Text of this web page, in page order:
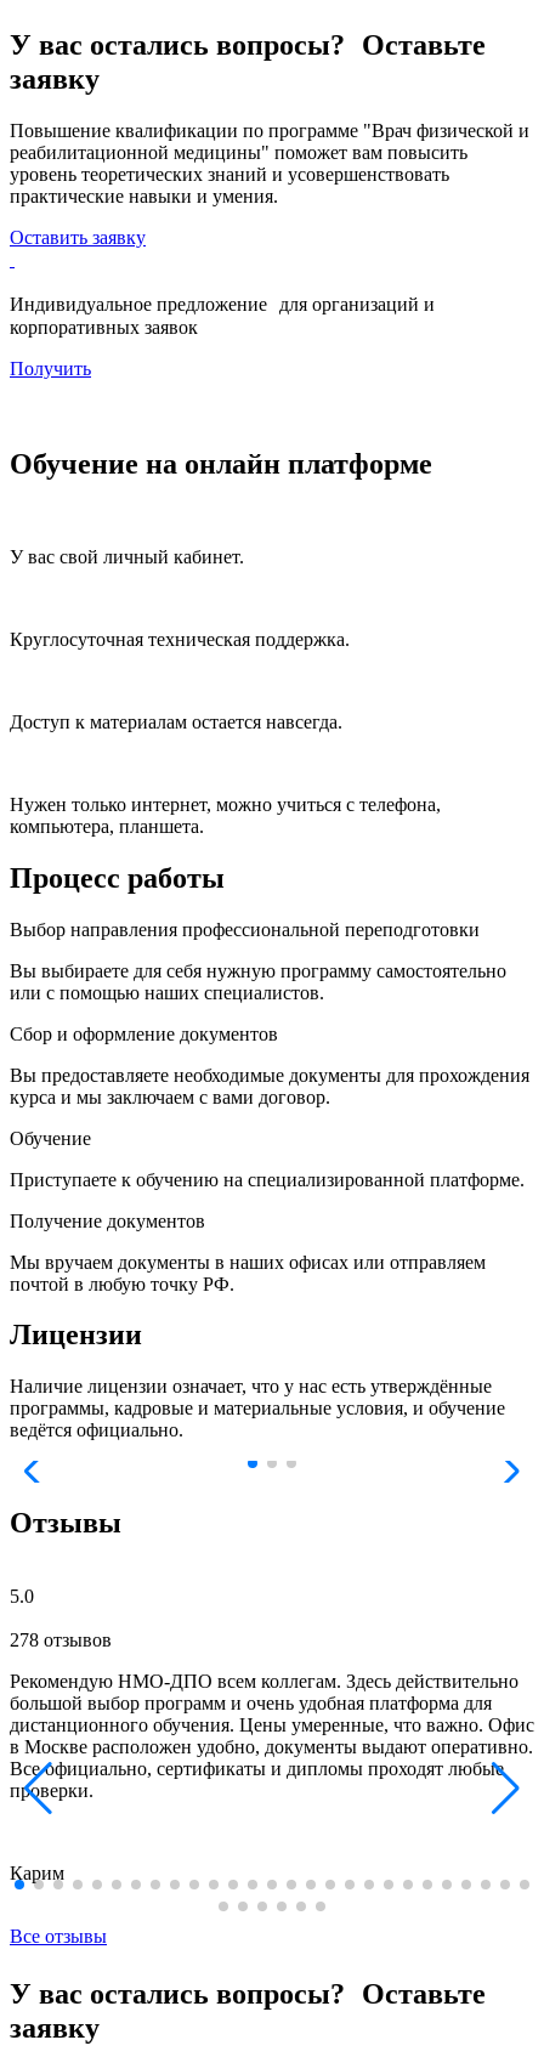
У вас остались вопросы? Оставьте
заявку
Повышение квалификации по программе "Врач физической и
реабилитационной медицины" поможет вам повысить
уровень теоретических знаний и усовершенствовать
практические навыки и умения.
Оставить заявку
Индивидуальное предложение для организаций и
корпоративных заявок
Получить
Обучение на онлайн платформе
У вас свой личный кабинет.
Круглосуточная техническая поддержка.
Доступ к материалам остается навсегда.
Нужен только интернет, можно учиться с телефона,
компьютера, планшета.
Процесс работы
Выбор направления профессиональной переподготовки
Вы выбираете для себя нужную программу самостоятельно
или с помощью наших специалистов.
Сбор и оформление документов
Вы предоставляете необходимые документы для прохождения
курса и мы заключаем с вами договор.
Обучение
Приступаете к обучению на специализированной платформе.
Получение документов
Мы вручаем документы в наших офисах или отправляем
почтой в любую точку РФ.
Лицензии
Наличие лицензии означает, что у нас есть утверждённые
программы, кадровые и материальные условия, и обучение
ведётся официально.
Отзывы
5.0
278 отзывов
Рекомендую НМО-ДПО всем коллегам. Здесь действительно
большой выбор программ и очень удобная платформа для
дистанционного обучения. Цены умеренные, что важно. Офис
в Москве расположен удобно, документы выдают оперативно.
Все официально, сертификаты и дипломы проходят любые
проверки.
Карим
Все отзывы
У вас остались вопросы? Оставьте
заявку